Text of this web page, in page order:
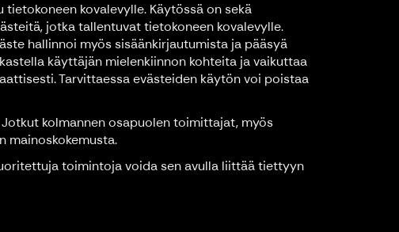
kovalevylle. Käytössä on sekä
jotka tallentuvat tietokoneen kovalevylle.
hallinnoi myös sisäänkirjautumista ja pääsyä
käyttäjän mielenkiinnon kohteita ja vaikuttaa
Tarvittaessa evästeiden käytön voi poistaa
kolmannen osapuolen toimittajat, myös
mainoskokemusta.
toimintoja voida sen avulla liittää tiettyyn